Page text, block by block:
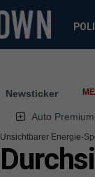
Newsticker
Auto Premium
Unsichtbarer Energie-